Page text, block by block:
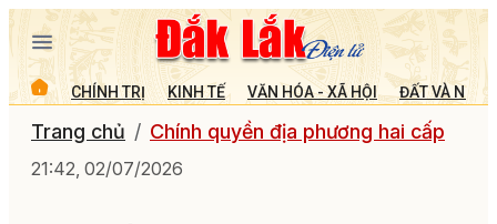
CHÍNH TRỊ KINH TẾ VĂN HÓA - XÃ HỘI ĐẤT VÀ
Trang chủ Chính quyền địa phương hai cấp
21:42, 02/07/2026